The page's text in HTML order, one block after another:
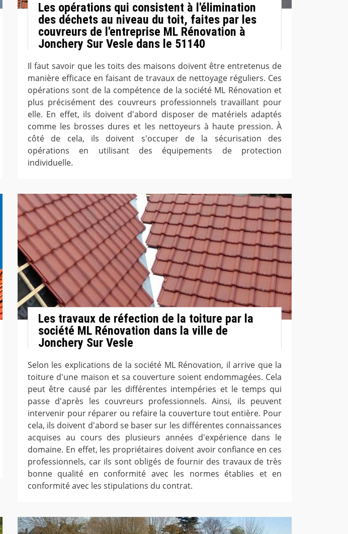
Les opérations qui consistent à l'élimination
des déchets au niveau du toit, faites par les
couvreurs de l'entreprise ML Rénovation à
Jonchery Sur Vesle dans le 51140
Il faut savoir que les toits des maisons doivent être entretenus de
manière efficace en faisant de travaux de nettoyage réguliers. Ces
opérations sont de la compétence de la société ML Rénovation et
plus précisément des couvreurs professionnels travaillant pour
elle. En effet, ils doivent d'abord disposer de matériels adaptés
comme les brosses dures et les nettoyeurs à haute pression. À
côté de cela, ils doivent s'occuper de la sécurisation des
opérations en utilisant des équipements de protection
individuelle.
Les travaux de réfection de la toiture par la
société ML Rénovation dans la ville de
Jonchery Sur Vesle
Selon les explications de la société ML Rénovation, il arrive que la
toiture d'une maison et sa couverture soient endommagées. Cela
peut être causé par les différentes intempéries et le temps qui
passe d'après les couvreurs professionnels. Ainsi, ils peuvent
intervenir pour réparer ou refaire la couverture tout entière. Pour
cela, ils doivent d'abord se baser sur les différentes connaissances
acquises au cours des plusieurs années d'expérience dans le
domaine. En effet, les propriétaires doivent avoir confiance en ces
professionnels, car ils sont obligés de fournir des travaux de très
bonne qualité en conformité avec les normes établies et en
conformité avec les stipulations du contrat.